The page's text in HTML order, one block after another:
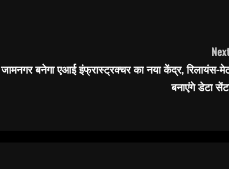
जामनगर बनेगा एआई इंफ्रास्ट्रक्चर का नया केंद्र, रिलायंस-
बनाएंगे डेटा